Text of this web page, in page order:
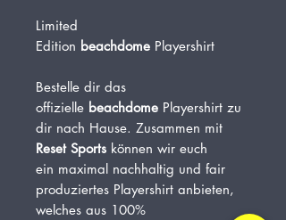
Limited
Edition beachdome Playershirt
Bestelle dir das
offizielle beachdome Playershirt zu
dir nach Hause. Zusammen mit
Reset Sports können wir euch
ein maximal nachhaltig und fair
produziertes Playershirt anbieten,
welches aus 100%